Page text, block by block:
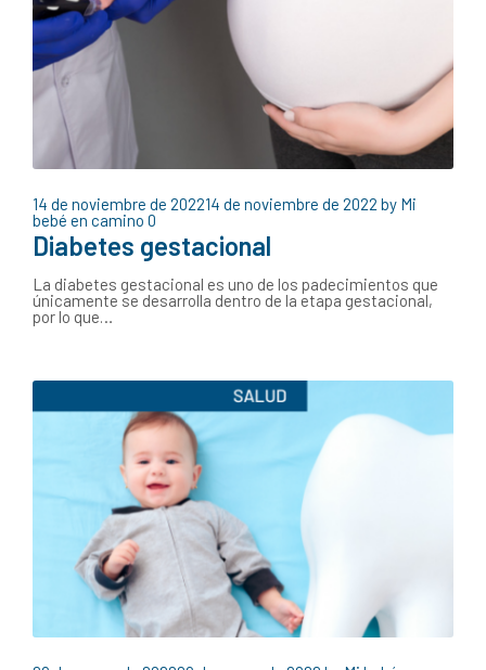
14 de noviembre de 202214 de noviembre de 2022 by Mi
bebé en camino 0
Diabetes gestacional
La diabetes gestacional es uno de los padecimientos que
únicamente se desarrolla dentro de la etapa gestacional,
por lo que…